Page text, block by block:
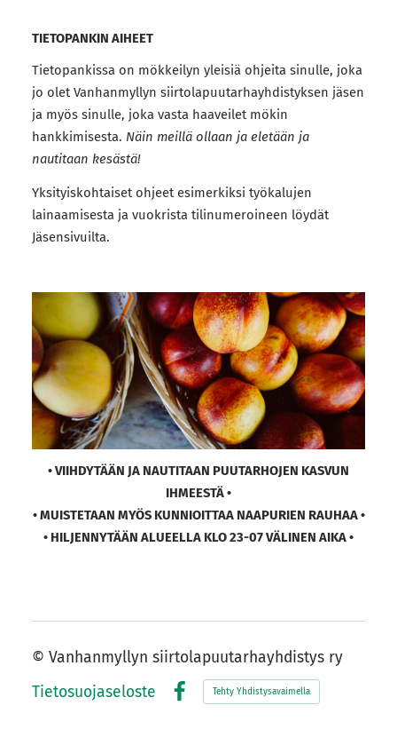
TIETOPANKIN AIHEET
Tietopankissa on mökkeilyn yleisiä ohjeita sinulle, joka
jo olet Vanhanmyllyn siirtolapuutarhayhdistyksen jäsen
ja myös sinulle, joka vasta haaveilet mökin
hankkimisesta. Näin meillä ollaan ja eletään ja
nautitaan kesästä!
Yksityiskohtaiset ohjeet esimerkiksi työkalujen
lainaamisesta ja vuokrista tilinumeroineen löydät
Jäsensivuilta.
• VIIHDYTÄÄN JA NAUTITAAN PUUTARHOJEN KASVUN
IHMEESTÄ •
• MUISTETAAN MYÖS KUNNIOITTAA NAAPURIEN RAUHAA •
• HILJENNYTÄÄN ALUEELLA KLO 23-07 VÄLINEN AIKA •
© Vanhanmyllyn siirtolapuutarhayhdistys ry
Tietosuojaseloste
Facebook
Tehty Yhdistysavaimella